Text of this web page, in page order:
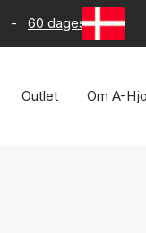
- 60 dages returret
Outlet Om A-